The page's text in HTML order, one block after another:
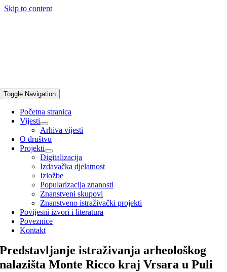
Skip to content
Toggle Navigation
Početna stranica
Vijesti
Arhiva vijesti
O društvu
Projekti
Digitalizacija
Izdavačka djelatnost
Izložbe
Popularizacija znanosti
Znanstveni skupovi
Znanstveno istraživački projekti
Povijesni izvori i literatura
Poveznice
Kontakt
Predstavljanje istraživanja arheološkog
nalazišta Monte Ricco kraj Vrsara u Puli